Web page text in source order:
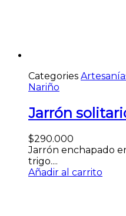
Categories
Nariño
Jarrón
$290.000
Jarrón enchapado
trigo....
Añadir al carrito